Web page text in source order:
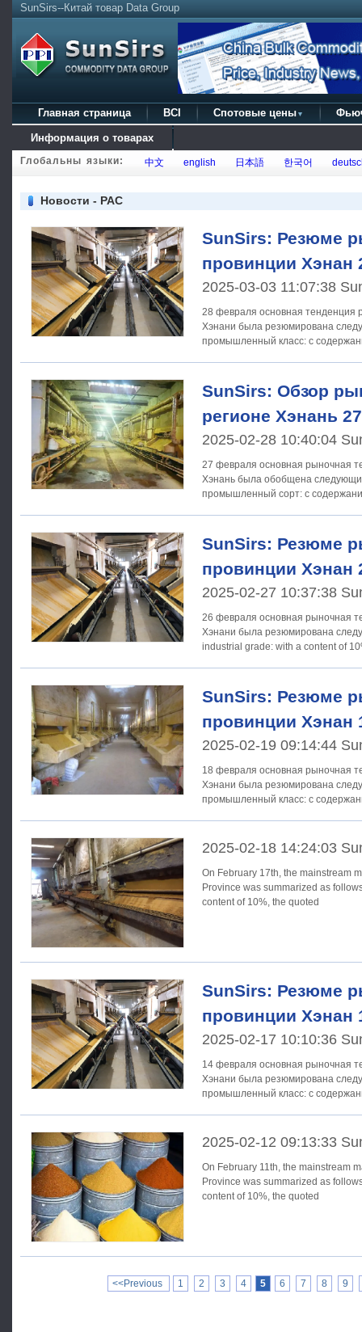
SunSirs--Китай товар Data Group
Главная страница BCI Спотовые цены ▼
Информация о товарах
Глобальны языки: 中文 english 日本語 한국어
Новости - PAC
SunSirs: Резюме
провинции Хэнан
2025-03-03 11:07:38
28 февраля основная тенденция
Хэнани была резюмирована следующим
промышленный класс: с
SunSirs: Обзор
регионе Хэнань
2025-02-28 10:40:04
27 февраля основная рыночная
Хэнань была обобщена следующим
промышленный сорт: с
SunSirs: Резюме
провинции Хэнан
2025-02-27 10:37:38
26 февраля основная рыночная
Хэнани была резюмирована
industrial grade: with a content of
SunSirs: Резюме
провинции Хэнан
2025-02-19 09:14:44
18 февраля основная рыночная
Хэнани была резюмирована следующим
промышленный класс: с
2025-02-18 14:24:03
On February 17th, the mainstream
Province was summarized as follows: Liquid, industrial grade:
content of 10%, the quoted
SunSirs: Резюме
провинции Хэнан
2025-02-17 10:10:36
14 февраля основная рыночная
Хэнани была резюмирована следующим
промышленный класс: с
2025-02-12 09:13:33
On February 11th, the mainstream
Province was summarized as follows: Liquid, industrial grade:
content of 10%, the quoted
<<Previous 1 2 3 4 5 6 7 8 9